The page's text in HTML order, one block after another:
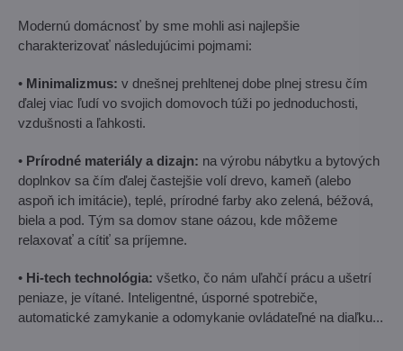
Modernú domácnosť by sme mohli asi najlepšie
charakterizovať následujúcimi pojmami:
• Minimalizmus: v dnešnej prehltenej dobe plnej stresu čím
ďalej viac ľudí vo svojich domovoch túži po jednoduchosti,
vzdušnosti a ľahkosti.
• Prírodné materiály a dizajn: na výrobu nábytku a bytových
doplnkov sa čím ďalej častejšie volí drevo, kameň (alebo
aspoň ich imitácie), teplé, prírodné farby ako zelená, béžová,
biela a pod. Tým sa domov stane oázou, kde môžeme
relaxovať a cítiť sa príjemne.
• Hi-tech technológia: všetko, čo nám uľahčí prácu a ušetrí
peniaze, je vítané. Inteligentné, úsporné spotrebiče,
automatické zamykanie a odomykanie ovládateľné na diaľku...